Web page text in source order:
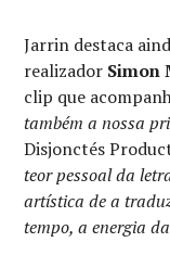
Jarrin destaca
realizador Simon
clip que
também a nossa
Disjonctés
teor pessoal da
artística de a
tempo, a energia